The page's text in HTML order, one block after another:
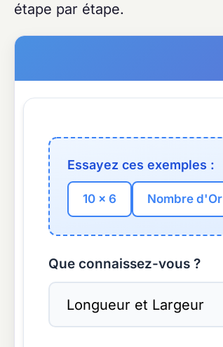
étape par étape.
Essayez ces exemples :
10 x 6 Nombre d'Or
Que connaissez-vous ?